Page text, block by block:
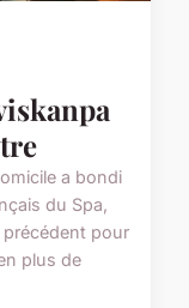
a bondi
du Spa,
pour
plus de